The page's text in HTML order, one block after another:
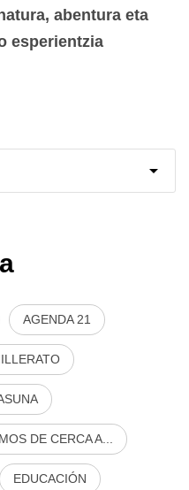
abentura eta
esperientzia
AGENDA 21
DE CERCA A...
EDUCACIÓN